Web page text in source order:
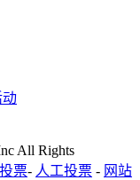
动
All Rights
票- 人工投票 - 网站